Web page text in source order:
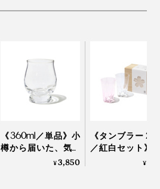
、目でもおいしさを味わえるデザ
松乃碧」（石川）のラウンジを
ト、京都老舗旅館、ミシュラン
《360ml／単品》小
樽から届いた、気取
らず、深く味わうた
¥3,850
《タンブラー
／紅白セット》
ルやハイボール
¥